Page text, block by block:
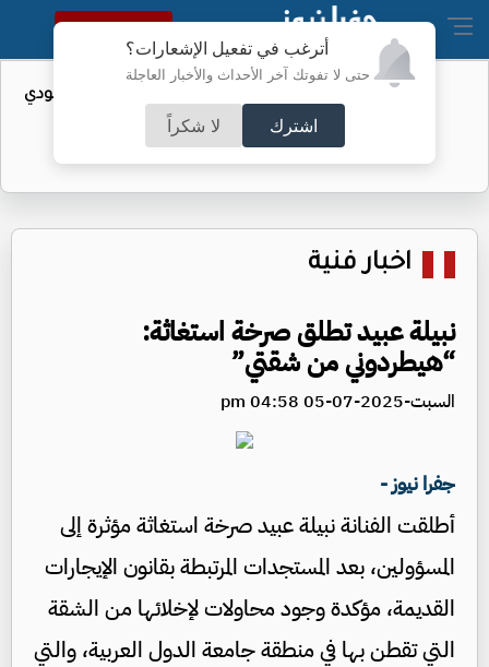
أترغب في تفعيل الإشعارات؟
حتى لا تفوتك آخر الأحداث والأخبار العاجلة
اشترك لا شكراً
النسخة الكاملة
واردات الولايات المتحدة من النفط السعودي
تهبط إلى الصفر
اخبار فنية
نبيلة عبيد تطلق صرخة استغاثة:
“هيطردوني من شقتي”
السبت-2025-07-05 04:58 pm
جفرا نيوز -
أطلقت الفنانة نبيلة عبيد صرخة استغاثة مؤثرة إلى
المسؤولين، بعد المستجدات المرتبطة بقانون الإيجارات
القديمة، مؤكدة وجود محاولات لإخلائها من الشقة
التي تقطن بها في منطقة جامعة الدول العربية، والتي